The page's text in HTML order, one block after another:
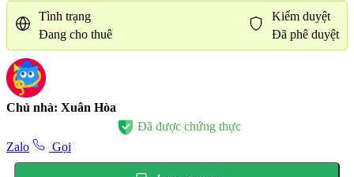
Tình trạng
Đang cho thuê
Kiểm duyệt
Đã phê duyệt
Chủ nhà: Xuân Hòa
Đã được chứng thực
Zalo
Gọi